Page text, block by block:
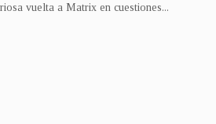
vuelta a Matrix en cuestiones...